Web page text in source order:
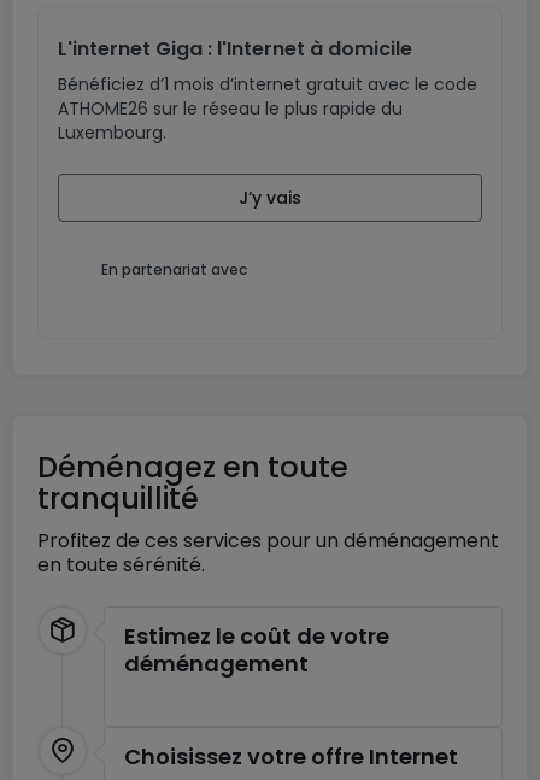
L'internet Giga : l'Internet à domicile
Bénéficiez d’1 mois d’internet gratuit avec le code
ATHOME26 sur le réseau le plus rapide du
Luxembourg.
J’y vais
En partenariat avec
Déménagez en toute
tranquillité
Profitez de ces services pour un déménagement
en toute sérénité.
Estimez le coût de votre
déménagement
Choisissez votre offre Internet